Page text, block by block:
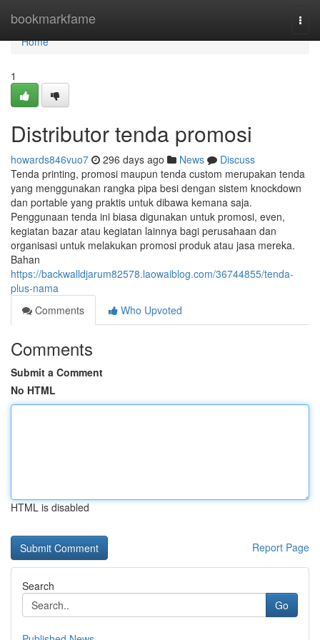
bookmarkfame
Home
Home
1
Distributor tenda promosi
howards846vuo7 296 days ago News
Discuss
Tenda printing, promosi maupun tenda custom merupakan tenda
yang menggunakan rangka pipa besi dengan sistem knockdown
dan portable yang praktis untuk dibawa kemana saja.
Penggunaan tenda ini biasa digunakan untuk promosi, even,
kegiatan bazar atau kegiatan lainnya bagi perusahaan dan
organisasi untuk melakukan promosi produk atau jasa mereka.
Bahan
https://backwalldjarum82578.laowaiblog.com/36744855/tenda-
plus-nama
Comments
Who Upvoted
Comments
Submit a Comment
No HTML
HTML is disabled
Report Page
Search
Go